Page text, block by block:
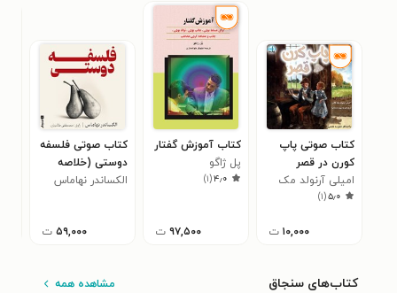
کتاب صوتی پاپ
کورن در قصر
امیلی آرنولد مک
کالی۵٫۰(۱)
۱۰,۰۰۰ ت
کتاب آموزش گفتار
پل ژاگو
۴٫۰(۱)
۹۷,۵۰۰ ت
کتاب صوتی فلسفه
دوستی (خلاصه
کتاب)
الکساندر نهاماس
۵۹,۰۰۰ ت
کتاب‌های سنجاق مشاهده همه